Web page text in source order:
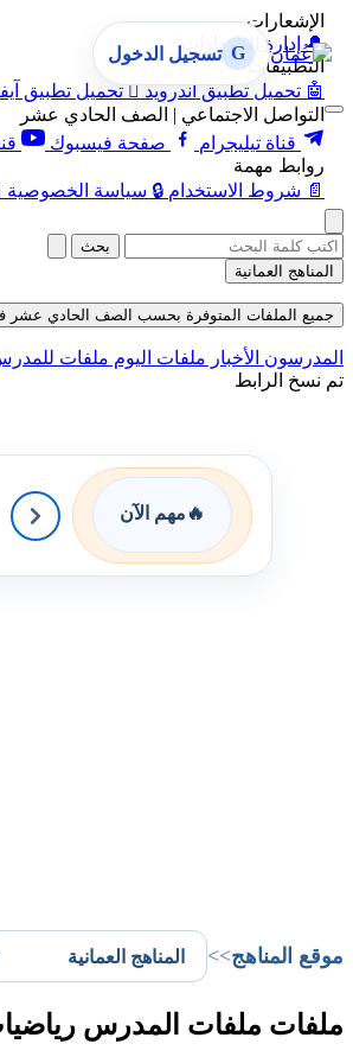
الإشعارات
🔔 إدارة الإشعارات
التطبيقات
🤖 تحميل تطبيق أندرويد  تحميل تطبيق
التواصل الاجتماعي | الصف الحادي عشر
قناة تيليجرام
صفحة فيسبوك
روابط مهمة
📄 شروط الاستخدام 🔒 سياسة الخصوصية
G تسجيل الدخول
بحث
المناهج العمانية
جميع الملفات المتوفرة بحسب الصف الحادي عشر في
المدرسون الأخبار ملفات اليوم ملفات
تم نسخ الرابط
🔥 مهم الآن
موقع المناهج>>
ملفات ملفات المدرس